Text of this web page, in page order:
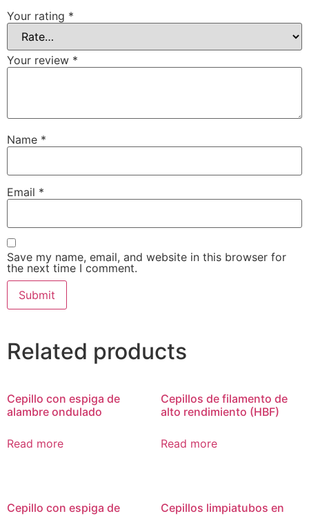
Your rating *
Your review *
Name *
Email *
Save my name, email, and website in this browser for
the next time I comment.
Related products
Cepillo con espiga de
alambre ondulado
Read more
Cepillos de filamento de
alto rendimiento (HBF)
Read more
Cepillo con espiga de
Cepillos limpiatubos en